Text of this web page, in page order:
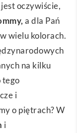
oczywiście,
,a dla Pań
wielu kolorach.
na kilku
tego
i
o piętrach? W
i